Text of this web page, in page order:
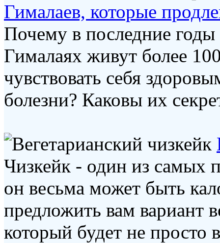
Гималаев, которые
Почему в последние
Гималаях живут более
чувствовать себя
болезни? Каковы их
Чизкейк - один из самых
он весьма может быть
предложить вам вариант
который будет не просто